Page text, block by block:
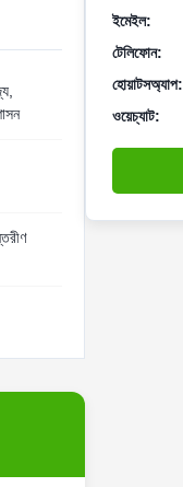
ইমেইল:
টেলিফোন:
হোয়াটসঅ্যাপ:
ওয়েচ্যাট: